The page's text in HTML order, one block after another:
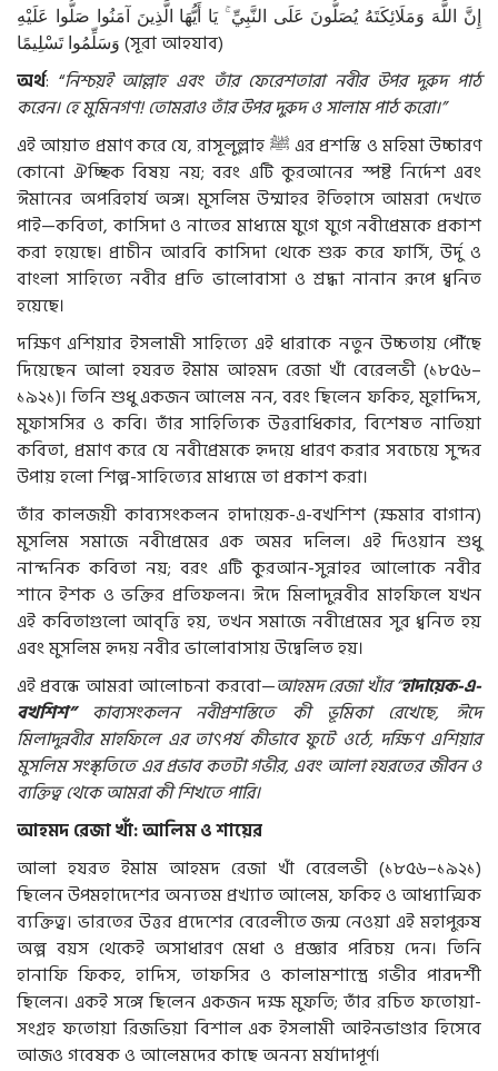
إِنَّ اللَّهَ وَمَلَائِكَتَهُ يُصَلُّونَ عَلَى النَّبِيِّ ۚ يَا أَيُّهَا الَّذِينَ آمَنُوا صَلُّوا عَلَيْهِ
وَسَلِّمُوا تَسْلِيمًا (সূরাআহযাব)
অর্থ: “নিশ্চয়ই আল্লাহ এবং তাঁর ফেরেশতারা নবীর উপর দুরুদ পাঠ
করেন। হেমুমিনগণ!তোমরাও তাঁর উপর দুরুদ ওসালামপাঠকরো।”
এইআয়াতপ্রমাণকরেযে,রাসূলুল্লাহ এরপ্রশস্তিওমহিমাউচ্চারণ
কোনো ঐচ্ছিক বিষয় নয়;বরং এটি কুরআনের স্পষ্ট নির্দেশ এবং
ঈমানের অপরিহার্য অঙ্গ। মুসলিম উম্মাহর ইতিহাসে আমরা দেখতে
পাই—কবিতা, কাসিদাও নাতেরমাধ্যমেযুগেযুগেনবীপ্রেমকেপ্রকাশ
করা হয়েছে। প্রাচীন আরবি কাসিদা থেকে শুরু করে ফার্সি,উর্দু ও
বাংলা সাহিত্যে নবীর প্রতি ভালোবাসা ও শ্রদ্ধা নানান রূপে ধ্বনিত
হয়েছে।
দক্ষিণ এশিয়ার ইসলামী সাহিত্যে এই ধারাকে নতুন উচ্চতায় পৌঁছে
দিয়েছেন আলা হযরত ইমাম আহমদ রেজা খাঁ বেরেলভী (১৮৫৬–
১৯২১)। তিনিশুধুএকজনআলেমনন,বরংছিলেনফকিহ,মুহাদ্দিস,
মুফাসসির ও কবি। তাঁর সাহিত্যিক উত্তরাধিকার,বিশেষত নাতিয়া
কবিতা,প্রমাণকরে যে নবীপ্রেমকে হৃদয়ে ধারণ করারসবচেয়েসুন্দর
উপায়হলোশিল্প-সাহিত্যেরমাধ্যমেতাপ্রকাশকরা।
তাঁর কালজয়ী কাব্যসংকলন হাদায়েক-এ-বখশিশ(ক্ষমার বাগান)
মুসলিম সমাজে নবীপ্রেমের এক অমর দলিল। এই দিওয়ান শুধু
নান্দনিক কবিতা নয়;বরং এটি কুরআন-সুন্নাহর আলোকে নবীর
শানে ইশক ও ভক্তির প্রতিফলন। ঈদে মিলাদুন্নবীর মাহফিলে যখন
এই কবিতাগুলো আবৃত্তি হয়, তখন সমাজে নবীপ্রেমের সুর ধ্বনিত হয়
এবংমুসলিমহৃদয়নবীরভালোবাসায়উদ্বেলিতহয়।
এইপ্রবন্ধেআমরাআলোচনাকরবো—আহমদ রেজা খাঁর“হাদায়েক-এ-
বখশিশ” কাব্যসংকলন নবীপ্রশস্তিতে কী ভূমিকা রেখেছে, ঈদে
মিলাদুন্নবীর মাহফিলে এর তাৎপর্য কীভাবে ফুটে ওঠে, দক্ষিণ এশিয়ার
মুসলিমসংস্কৃতিতে এরপ্রভাব কতটা গভীর,এবং আলা হযরতের জীবন ও
ব্যক্তিত্ব থেকে আমরাকীশিখতেপারি।
আহমদরেজাখাঁ:আলিমওশায়ের
আলা হযরত ইমাম আহমদ রেজা খাঁ বেরেলভী (১৮৫৬–১৯২১)
ছিলেনউপমহাদেশেরঅন্যতমপ্রখ্যাতআলেম,ফকিহওআধ্যাত্মিক
ব্যক্তিত্ব। ভারতেরউত্তর প্রদেশের বেরেলীতেজন্মনেওয়াএইমহাপুরুষ
অল্প বয়স থেকেই অসাধারণ মেধা ও প্রজ্ঞার পরিচয় দেন। তিনি
হানাফি ফিকহ, হাদিস, তাফসির ও কালামশাস্ত্রে গভীর পারদর্শী
ছিলেন। একইসঙ্গেছিলেনএকজনদক্ষমুফতি; তাঁররচিতফতোয়া-
সংগ্রহ ফতোয়া রিজভিয়া বিশাল এক ইসলামী আইনভাণ্ডার হিসেবে
আজওগবেষকওআলেমদেরকাছেঅনন্যমর্যাদাপূর্ণ।